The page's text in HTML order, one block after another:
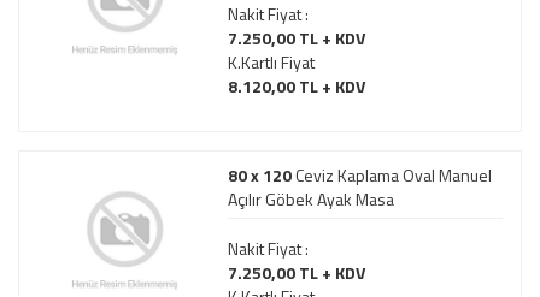
Nakit Fiyat :
7.250,00 TL + KDV
K.Kartlı Fiyat
8.120,00 TL + KDV
80 x 120Ceviz Kaplama Oval Manuel
Açılır Göbek Ayak Masa
Nakit Fiyat :
7.250,00 TL + KDV